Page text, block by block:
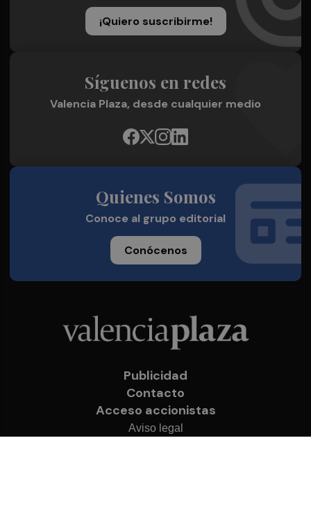
¡Quiero suscribirme!
Síguenos en redes
Valencia Plaza, desde cualquier medio
Quienes Somos
Conoce al grupo editorial
Conócenos
Publicidad
Contacto
Acceso accionistas
Aviso legal